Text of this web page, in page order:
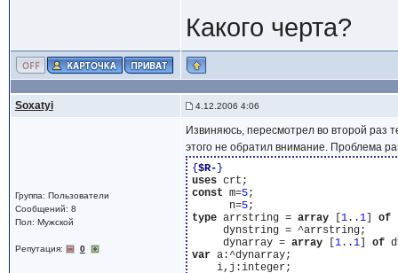
Какого черта?
Soxatyi 4.12.2006 4:06
Группа: Пользователи
Сообщений: 8
Пол: Мужской
Репутация: 0
Извиняюсь, пересмотрел во второй раз
этого не обратил внимание. Проблема
{ $R- }
uses
const m=5;
      n=
5
type arrstring = array [ 1. .1] of
     dynstring = ^arrstring;
     dynarray =
array [ 1. .1] of
var a:^dynarray;